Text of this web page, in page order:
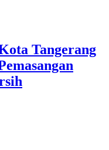
Tangerang